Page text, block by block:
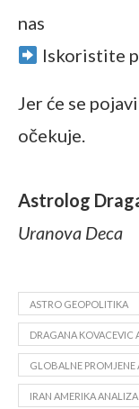
nas
Iskoristite
Jer će se
očekuje.
Astrolog
Uranova Deca
ASTRO GEOPOLITIKA
DRAGANA KOVACEVIC
GLOBALNE
IRAN AMERIKA ANALIZA